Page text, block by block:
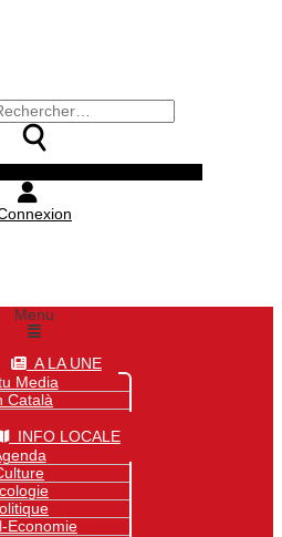
Menu
A LA UNE
Media
Català
Site
INFO LOCALE
Economie